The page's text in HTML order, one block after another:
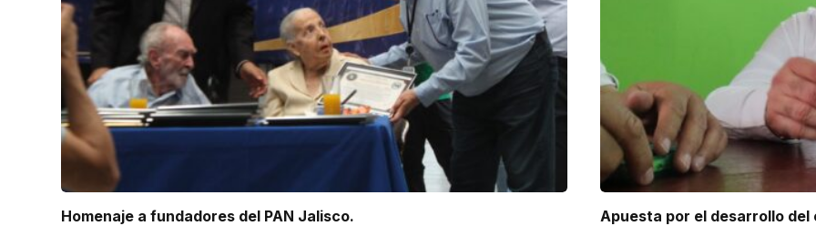
Homenaje a fundadores del PAN Jalisco. Apuesta por el desarrollo